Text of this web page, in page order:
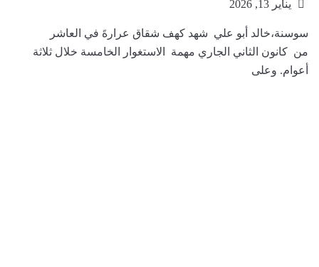
يناير 13, 2026
سوسنة،خالد أبو علي شهد كهف شقاق عرارةَ في العاشر
من كانون الثاني الجاري مهمة الاستغوار الخامسة خلال ثلاثة
أعوام. وعلى